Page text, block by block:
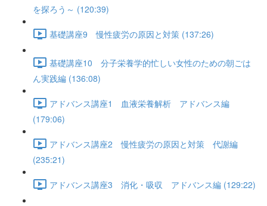
を探ろう～ (120:39)
基礎講座9 慢性疲労の原因と対策 (137:26)
基礎講座10 分子栄養学的忙しい女性のための朝ごは
ん実践編 (136:08)
アドバンス講座1 血液栄養解析 アドバンス編
(179:06)
アドバンス講座2 慢性疲労の原因と対策 代謝編
(235:21)
アドバンス講座3 消化・吸収 アドバンス編 (129:22)